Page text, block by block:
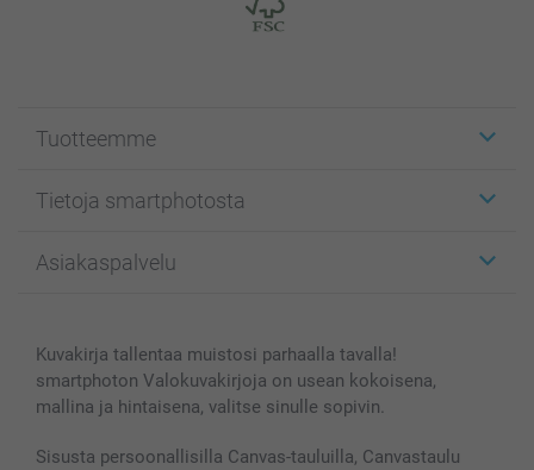
Tuotteemme
Kuvakortit
Kuvakirjat
Kännykkä & Tabletti
MyNameBook
Valokuvakehykset & Lisätarvikkeet
Tietoja smartphotosta
Affiliate ohjelma
Sivukartta
Ehdot/takuut
Asiakaspalvelu
smartbonus
Hinnat & maksutavat
Kuvakirja tallentaa muistosi parhaalla tavalla!
smartphoton Valokuvakirjoja on usean kokoisena,
mallina ja hintaisena, valitse sinulle sopivin.
Sisusta persoonallisilla Canvas-tauluilla, Canvastaulu